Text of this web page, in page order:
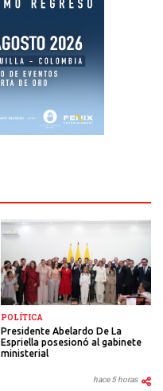
POLÍTICA
Presidente Abelardo De La
Espriella posesionó al gabinete
ministerial
hace 5 horas